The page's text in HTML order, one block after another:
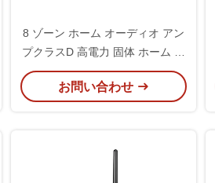
8 ゾーン ホーム オーディオ アン
プクラスD 高電力 固体 ホーム シ
アター 電力 アンプ
お問い合わせ